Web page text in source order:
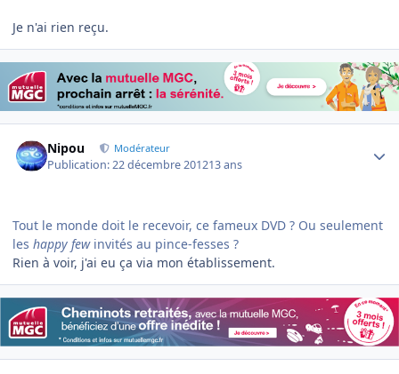
Je n'ai rien reçu.
Nipou Modérateur
Publication:22 décembre 201213 ans
Tout le monde doit le recevoir, ce fameux DVD ? Ou seulement
les happy few invités au pince-fesses ?
Rien à voir, j'ai eu ça via mon établissement.